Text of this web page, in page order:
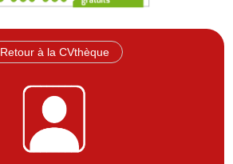
Retour à la CVthèque